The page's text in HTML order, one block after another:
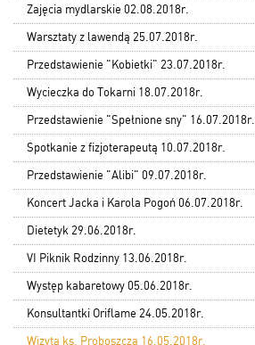
Zajęcia mydlarskie 02.08.2018r.
Warsztaty z lawendą 25.07.2018r.
Przedstawienie "Kobietki" 23.07.2018r.
Wycieczka do Tokarni 18.07.2018r.
Przedstawienie "Spełnione sny" 16.07.2018r.
Spotkanie z fizjoterapeutą 10.07.2018r.
Przedstawienie "Alibi" 09.07.2018r.
Koncert Jacka i Karola Pogoń 06.07.2018r.
Dietetyk 29.06.2018r.
VI Piknik Rodzinny 13.06.2018r.
Występ kabaretowy 05.06.2018r.
Konsultantki Oriflame 24.05.2018r.
Wizyta ks. Proboszcza 16.05.2018r.